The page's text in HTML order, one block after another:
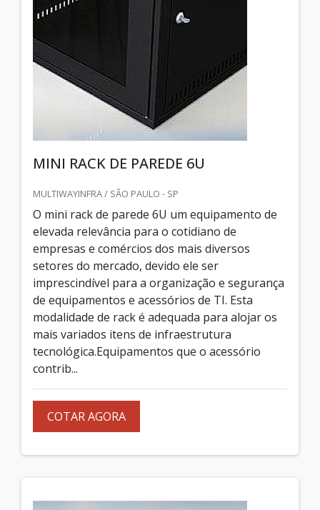
MINI RACK DE PAREDE 6U
MULTIWAYINFRA / SÃO PAULO - SP
O mini rack de parede 6U um equipamento de
elevada relevância para o cotidiano de
empresas e comércios dos mais diversos
setores do mercado, devido ele ser
imprescindível para a organização e segurança
de equipamentos e acessórios de TI. Esta
modalidade de rack é adequada para alojar os
mais variados itens de infraestrutura
tecnológica.Equipamentos que o acessório
contrib...
COTAR AGORA